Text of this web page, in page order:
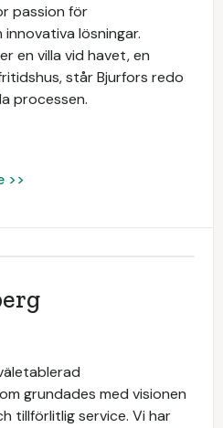
passion för
lösningar.
en villa vid havet, en
står Bjurfors redo
processen.
>>
grundades med visionen
tillförlitlig service. Vi har